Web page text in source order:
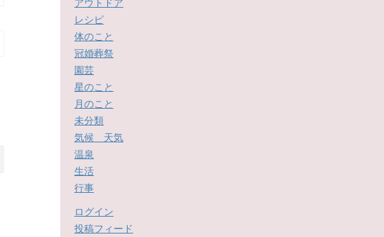
アウトドア
レシピ
体のこと
冠婚葬祭
園芸
星のこと
月のこと
未分類
気候 天気
温泉
生活
行事
ログイン
投稿フィード